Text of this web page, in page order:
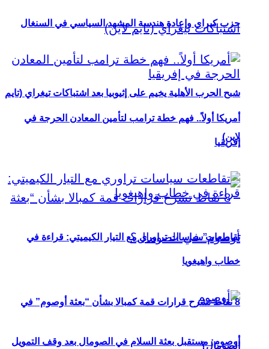
شبح الحرب الأهلية يخيم على إثيوبيا بعد اشتباكات تيغراي (تايم
لاين)
8 نقاط تشرح قرارات قمة كمبالا بشأن “بعثة أوصوم” في
الصومال؟
حزب كيراي وإعادة هندسة المشهد السياسي في السنغال
أمريكا أولاً.. فهم خطة ترامب لتأمين المعادن الحرجة في
إفريقيا
تقاطعات سياسات تراوري مع التيار الكيميتي: قراءة في
خطاب واهيغويا
أوصوم: مستقبل بعثة السلام في الصومال بعد وقف التمويل